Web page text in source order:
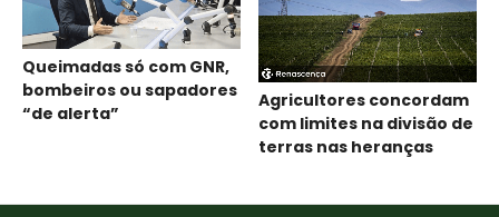
Queimadas só com GNR,
bombeiros ou sapadores
“de alerta”
Agricultores concordam
com limites na divisão de
terras nas heranças